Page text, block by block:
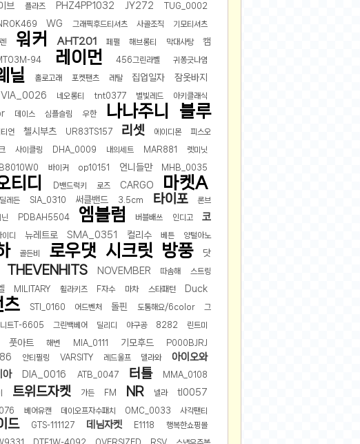
브 플라즈 PHZ4PP1032 JY272 TUG_0002
WG 그래픽후드티셔츠 사골조직 기모티셔츠
워커 AHT201 페펄 해브롱티 막대사탕
캠
94 레이먼 456그린라벨 귀쫑긋나염
닐 홀로고래 포켓팬츠 레탈 집업일자 잠옷바지
VIA_0026 네오롱티 tnt0377 별빛레드 아키클래식
데이스 심플슬림 우한 나나주니
블루
언 첼시부츠 UR83TS157 리셋 에이디몬 피스오
사이클링 DHA_0009 내의세트 MAR881 렛미닛
바이커 op10151 언니들만 MHB_0035
티디 D밴드럭키 로즈 CARGO 마켓A
딜레든 SIA_0310 써클밴드 3.5cm 타이포 론브
닌 PDBAH5504 엠블럼 버블배쓰 인디고
코
이디 뉴레트로 SMA_0351 컬리수 베튼 양털아노
골든비 로우댓 시크릿 방풍
닷
THEVENHITS NOVEMBER 따솜해 스트링
MILITARY 휠라키즈 F자수 마차 스타패턴
Duck
츠 STI_0160 어드벤처 돌핀 도톰해요/6color 그
니트T-6605 그린백베어 딜리디 야구공 8282 린트미
풋아트 해변 MIA_0111 기모후드
P000BJRJ
안티필링 VARSITY 레드울프 델라와 아이오와
아 DIA_0016 ATB_0047 터틀 MMA_0108
트위드자켓 가든 FM NR 넬라 tl0057
베어유캔 데이오프자수패치 OMC_0033 사각팬티
드 GTS-111127 데님자켓 E1118 행복한쇼핑몰